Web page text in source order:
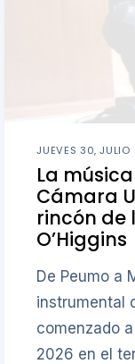
JUEVES 30, JULIO
La
Cámara
rincón de
O’Higgins
De Peumo a
instrumental
comenzado
2026 en el